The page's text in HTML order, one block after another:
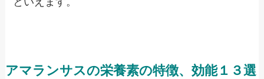
アマランサスの栄養素の特徴、効能１３選